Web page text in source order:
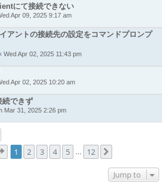
にて接続できない
Apr 09, 2025 9:17 am
アントの接続先の設定をコマンドプロンプ
Wed Apr 02, 2025 11:43 pm
Apr 02, 2025 10:20 am
続できず
Mar 31, 2025 2:26 pm
Page of 12
1 2 3 4 5 12
Jump to